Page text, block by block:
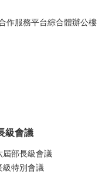
作服務平台綜合體辦公樓
級會議
屆部長級會議
級特別會議